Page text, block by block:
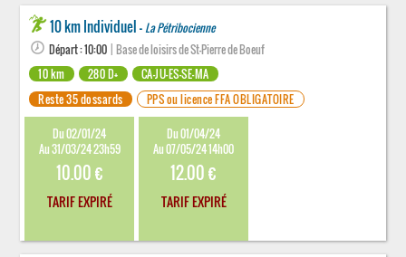
10 km Individuel - La Pétribocienne
Départ : 10:00 | Base de loisirs de St-Pierre de Boeuf
10 km
280 D+
CA-JU-ES-SE-MA
Reste 35 dossards
PPS ou licence FFA OBLIGATOIRE
Du 02/01/24
Au 31/03/24 23h59
10.00 €
TARIF EXPIRÉ
Du 01/04/24
Au 07/05/24 14h00
12.00 €
TARIF EXPIRÉ